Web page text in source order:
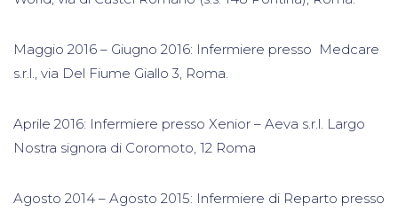
Maggio 2016 – Giugno 2016: Infermiere presso Medcare
s.r.l., via Del Fiume Giallo 3, Roma.
Aprile 2016: Infermiere presso Xenior – Aeva s.r.l. Largo
Nostra signora di Coromoto, 12 Roma
Agosto 2014 – Agosto 2015: Infermiere di Reparto presso